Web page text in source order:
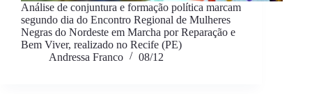
Análise de conjuntura e formação política marcam
segundo dia do Encontro Regional de Mulheres
Negras do Nordeste em Marcha por Reparação e
Bem Viver, realizado no Recife (PE)
Andressa Franco
08/12